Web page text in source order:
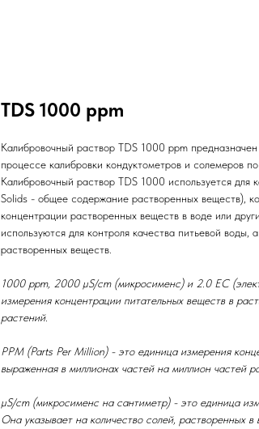
TDS 1000 ppm
Калибровочный раствор TDS 1000 ppm
процессе калибровки кондуктометров и солемеров
Калибровочный раствор TDS 1000 используется для
Solids - общее содержание растворенных веществ),
концентрации растворенных веществ в воде или
используются для контроля качества питьевой
растворенных веществ.
1000 ppm, 2000 µS/cm (микросименс) и 2.0 EC
измерения концентрации питательных веществ в
растений.
PPM (Parts Per Million) - это единица измерения
выраженная в миллионах частей на миллион частей
µS/cm (микросименс на сантиметр) - это единица
Она указывает на количество солей, растворенных